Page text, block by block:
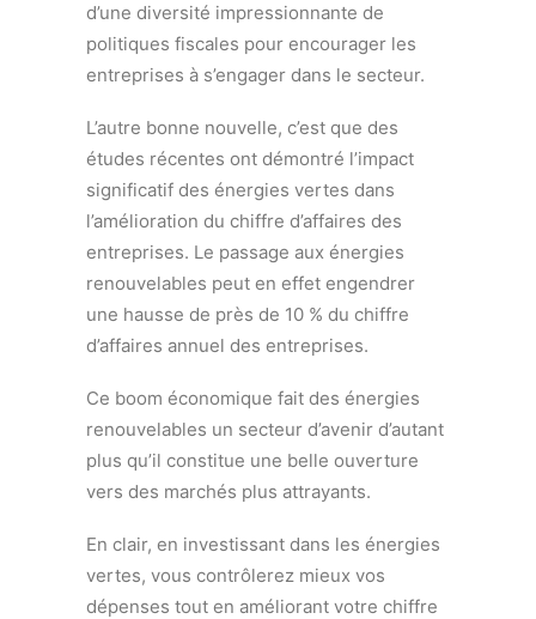
d’une diversité impressionnante de
politiques fiscales pour encourager les
entreprises à s’engager dans le secteur.
L’autre bonne nouvelle, c’est que des
études récentes ont démontré l’impact
significatif des énergies vertes dans
l’amélioration du chiffre d’affaires des
entreprises. Le passage aux énergies
renouvelables peut en effet engendrer
une hausse de près de 10 % du chiffre
d’affaires annuel des entreprises.
Ce boom économique fait des énergies
renouvelables un secteur d’avenir d’autant
plus qu’il constitue une belle ouverture
vers des marchés plus attrayants.
En clair, en investissant dans les énergies
vertes, vous contrôlerez mieux vos
dépenses tout en améliorant votre chiffre